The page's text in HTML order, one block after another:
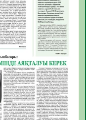
55
полиция
қамтамасыз етті
65
ҰРПАҚ –
КЕҢЕЙТІЛГЕН